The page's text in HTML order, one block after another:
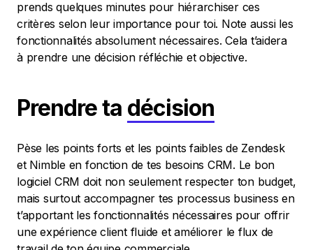
prends quelques minutes pour hiérarchiser ces
critères selon leur importance pour toi. Note aussi les
fonctionnalités absolument nécessaires. Cela t’aidera
à prendre une décision réfléchie et objective.
Prendre ta décision
Pèse les points forts et les points faibles de Zendesk
et Nimble en fonction de tes besoins CRM. Le bon
logiciel CRM doit non seulement respecter ton budget,
mais surtout accompagner tes processus business en
t’apportant les fonctionnalités nécessaires pour offrir
une expérience client fluide et améliorer le flux de